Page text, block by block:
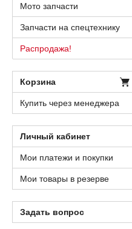
Мото запчасти
Запчасти на спецтехнику
Распродажа!
Корзина
Купить через менеджера
Личный кабинет
Мои платежи и покупки
Мои товары в резерве
Задать вопрос